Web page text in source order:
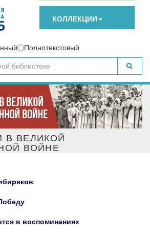
КОЛЛЕКЦИИ
Полнотекстовый
В ВЕЛИКОЙ
ВОЙНЕ
в воспоминаниях